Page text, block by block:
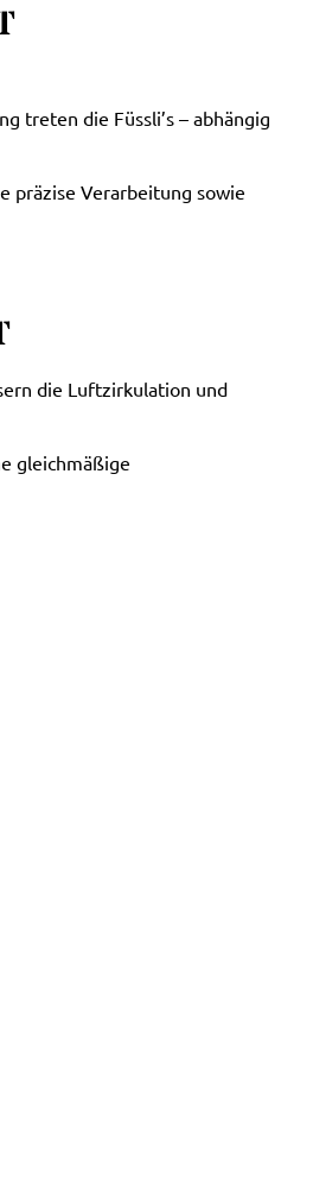
treten die Füssli’s – abhängig
präzise Verarbeitung sowie
die Luftzirkulation und
gleichmäßige